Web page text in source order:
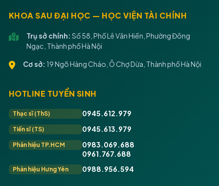
KHOA SAU ĐẠI HỌC — HỌC VIỆN TÀI CHÍNH
Trụ sở chính: Số 58, Phố Lê Văn Hiến, Phường Đông
Ngạc, Thành phố Hà Nội
Cơ sở: 19 Ngõ Hàng Cháo, Ô Chợ Dừa, Thành phố Hà Nội
HOTLINE TUYỂN SINH
Thạc sĩ (ThS) 0945.612.979
Tiến sĩ (TS) 0945.613.979
Phân hiệu TP.HCM
0983.069.688
0961.767.688
Phân hiệu Hưng Yên 0988.956.594